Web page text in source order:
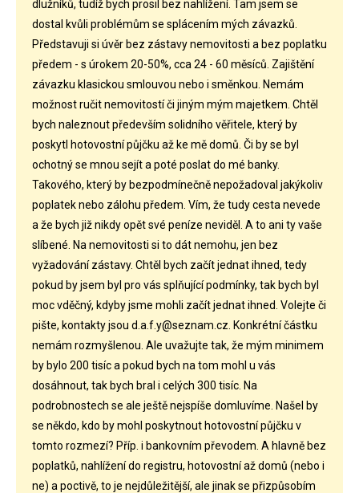
dlužníků, tudíž bych prosil bez nahlížení. Tam jsem se
dostal kvůli problémům se splácením mých závazků.
Představuji si úvěr bez zástavy nemovitosti a bez poplatku
předem - s úrokem 20-50%, cca 24 - 60 měsíců. Zajištění
závazku klasickou smlouvou nebo i směnkou. Nemám
možnost ručit nemovitostí či jiným mým majetkem. Chtěl
bych naleznout především solidního věřitele, který by
poskytl hotovostní půjčku až ke mě domů. Či by se byl
ochotný se mnou sejít a poté poslat do mé banky.
Takového, který by bezpodmínečně nepožadoval jakýkoliv
poplatek nebo zálohu předem. Vím, že tudy cesta nevede
a že bych již nikdy opět své peníze neviděl. A to ani ty vaše
slíbené. Na nemovitosti si to dát nemohu, jen bez
vyžadování zástavy. Chtěl bych začít jednat ihned, tedy
pokud by jsem byl pro vás splňující podmínky, tak bych byl
moc vděčný, kdyby jsme mohli začít jednat ihned. Volejte či
pište, kontakty jsou d.a.f.y@seznam.cz. Konkrétní částku
nemám rozmyšlenou. Ale uvažujte tak, že mým minimem
by bylo 200 tisíc a pokud bych na tom mohl u vás
dosáhnout, tak bych bral i celých 300 tisíc. Na
podrobnostech se ale ještě nejspíše domluvíme. Našel by
se někdo, kdo by mohl poskytnout hotovostní půjčku v
tomto rozmezí? Příp. i bankovním převodem. A hlavně bez
poplatků, nahlížení do registru, hotovostní až domů (nebo i
ne) a poctivě, to je nejdůležitější, ale jinak se přizpůsobím